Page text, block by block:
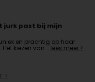
jurk past bij mijn
en prachtig op haar
kiezen van … lees meer >
>